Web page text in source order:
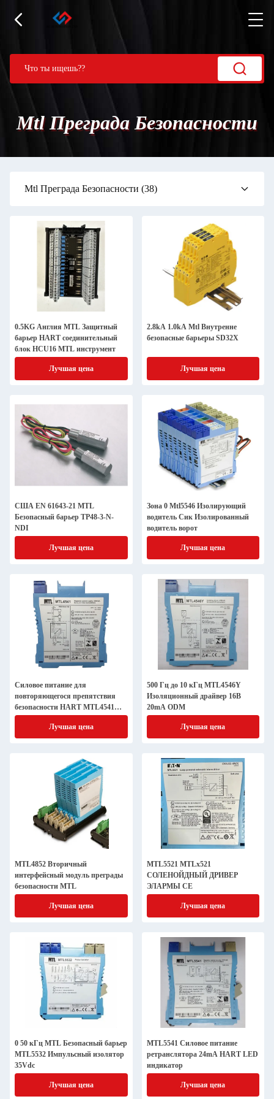
Mtl Преграда Безопасности
Mtl Преграда Безопасности (38)
0.5KG Англия MTL Защитный
барьер HART соединительный
блок HCU16 MTL инструмент
Лучшая цена
2.8kA 1.0kA Mtl Внутренне
безопасные барьеры SD32X
Лучшая цена
США EN 61643-21 MTL
Безопасный барьер TP48-3-N-
NDI
Лучшая цена
Зона 0 Mtl5546 Изолирующий
водитель Сик Изолированный
водитель ворот
Лучшая цена
Силовое питание для
повторяющегося препятствия
безопасности HART MTL4541
MTL
Лучшая цена
500 Гц до 10 кГц MTL4546Y
Изоляционный драйвер 16В
20mA ODM
Лучшая цена
MTL4852 Вторичный
интерфейсный модуль преграды
безопасности MTL
Лучшая цена
MTL5521 MTLx521
СОЛЕНОЙДНЫЙ ДРИВЕР
ЭЛАРМЫ CE
Лучшая цена
0 50 кГц MTL Безопасный барьер
MTL5532 Импульсный изолятор
35Vdc
Лучшая цена
MTL5541 Силовое питание
ретранслятора 24mA HART LED
индикатор
Лучшая цена